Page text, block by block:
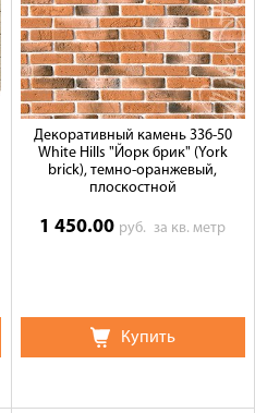
Декоративный камень 336-50
White Hills "Йорк брик" (York
brick), темно-оранжевый,
плоскостной
1 450.00 руб.за кв. метр
Купить